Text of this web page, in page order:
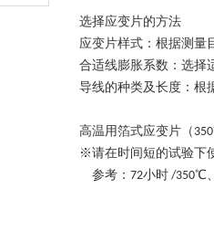
选择应变片的方法
应变片样式 ：根据测量
合适线膨胀系数：选择
导线的种类及长度：根
高温用箔式应变片（
※请在时间短的试验下
参考：72小时 /350℃